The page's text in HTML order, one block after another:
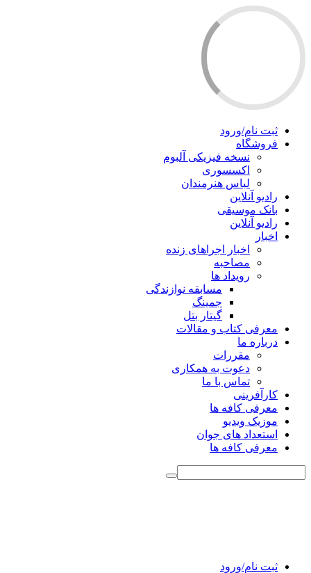
ثبت نام/ورود
فروشگاه
نسخه فیزیکی آلبوم
اکسسوری
لباس هنرمندان
رادیو آنلاین
بانک موسیقی
رادیو آنلاین
اخبار
اخبار اجراهای زنده
مصاحبه
رویداد ها
مسابقه نوازندگی
جمینگ
گیتار بتل
معرفی کتاب و مقالات
درباره ما
مقررات
دعوت به همکاری
تماس با ما
کارآفرینی
معرفی کافه ها
موزیک ویدیو
استعداد های جوان
معرفی کافه ها
ثبت نام/ورود